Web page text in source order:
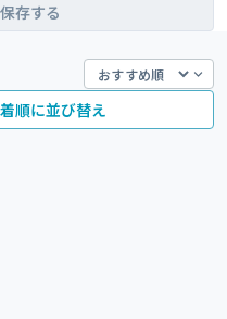
存する
順に並び替え